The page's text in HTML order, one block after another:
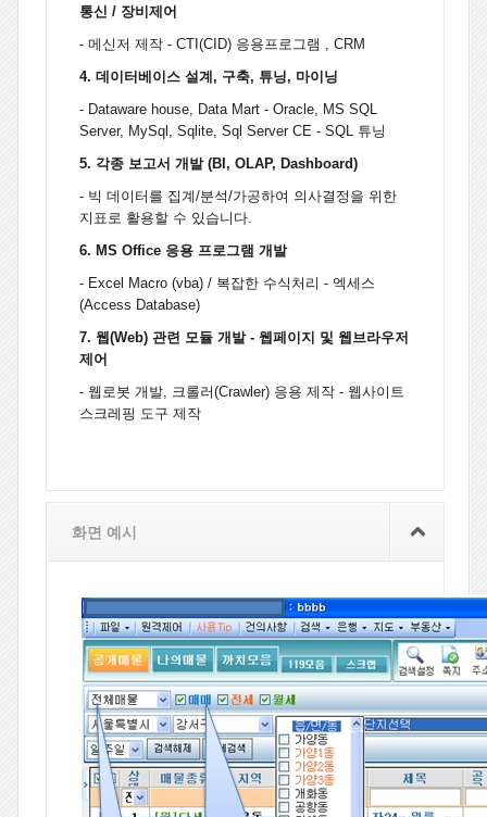
통신 / 장비제어
- 메신저 제작 - CTI(CID) 응용프로그램 , CRM
4. 데이터베이스 설계, 구축, 튜닝, 마이닝
- Dataware house, Data Mart - Oracle, MS SQL
Server, MySql, Sqlite, Sql Server CE - SQL 튜닝
5. 각종 보고서 개발 (BI, OLAP, Dashboard)
- 빅 데이터를 집계/분석/가공하여 의사결정을 위한
지표로 활용할 수 있습니다.
6. MS Office 응용 프로그램 개발
- Excel Macro (vba) / 복잡한 수식처리 - 엑세스
(Access Database)
7. 웹(Web) 관련 모듈 개발 - 웹페이지 및 웹브라우저
제어
- 웹로봇 개발, 크롤러(Crawler) 응용 제작 - 웹사이트
스크레핑 도구 제작
화면 예시